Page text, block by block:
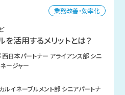
業務改善・効率化
活用するメリットとは？
日本パートナー アライアンス部 シニ
ージャー
イネーブルメント部 シニアパートナ